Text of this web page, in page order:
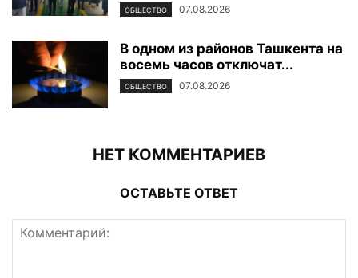
ОБЩЕСТВО 07.08.2026
В одном из районов Ташкента на
восемь часов отключат...
ОБЩЕСТВО 07.08.2026
НЕТ КОММЕНТАРИЕВ
ОСТАВЬТЕ ОТВЕТ